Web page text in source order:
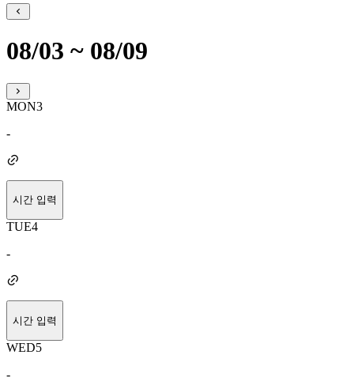
08/03 ~ 08/09
MON3
-
시간 입력
TUE4
-
시간 입력
WED5
-